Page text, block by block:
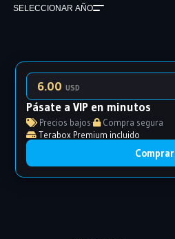
SELECCIONAR AÑO
6.00USD
Pásate a VIP en minutos
Precios bajos·
Compra segura
Terabox Premium incluido
Comprar